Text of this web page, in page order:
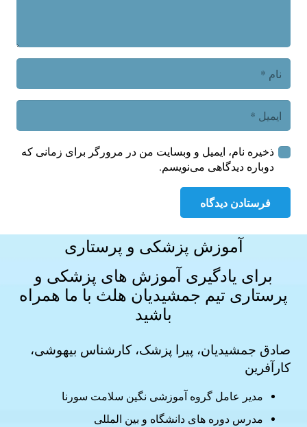
ذخیره نام، ایمیل و وبسایت من در مرورگر برای زمانی که
دوباره دیدگاهی می‌نویسم.
فرستادن دیدگاه
آموزش پزشکی و پرستاری
برای یادگیری آموزش های پزشکی و
پرستاری تیم جمشیدیان هلث با ما همراه
باشید
صادق جمشیدیان، پیرا پزشک، کارشناس بیهوشی،
کارآفرین
مدیر عامل گروه آموزشی نگین سلامت سورنا
مدرس دوره های دانشگاه و بین المللی